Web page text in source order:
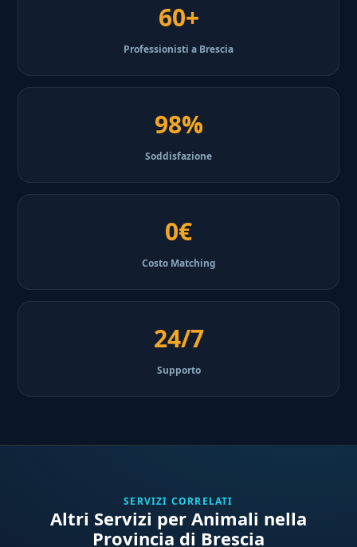
60+
Professionisti a Brescia
98%
Soddisfazione
0€
Costo Matching
24/7
Supporto
SERVIZI CORRELATI
Altri Servizi per Animali nella
Provincia di Brescia